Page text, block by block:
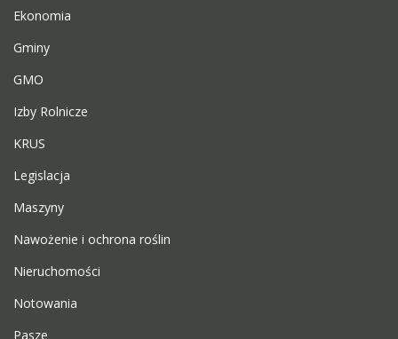
Ekonomia
Gminy
GMO
Izby Rolnicze
KRUS
Legislacja
Maszyny
Nawożenie i ochrona roślin
Nieruchomości
Notowania
Pasze